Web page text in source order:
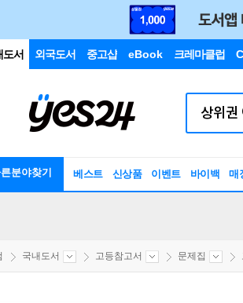
도서 외국도서 중고샵 eBook 크레마클럽
분야찾기 베스트 신상품 이벤트 바이백 매
국내도서 고등참고서 문제집